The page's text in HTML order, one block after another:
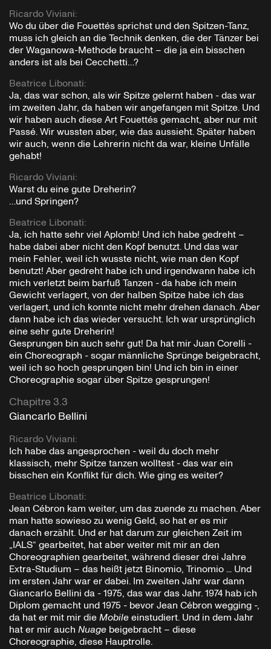
Ricardo Viviani:
Wo du über die Fouettés sprichst und den Spitzen-Tanz,
muss ich gleich an die Technik denken, die der Tänzer bei
der Waganowa-Methode braucht – die ja ein bisschen
anders ist als bei Cecchetti…?
Beatrice Libonati:
Ja, das war schon, als wir Spitze gelernt haben - das war
im zweiten Jahr, da haben wir angefangen mit Spitze. Und
wir haben auch diese Art Fouettés gemacht, aber nur mit
Passé. Wir wussten aber, wie das aussieht. Später haben
wir auch, wenn die Lehrerin nicht da war, kleine Unfälle
gehabt!
Ricardo Viviani:
Warst du eine gute Dreherin?
…und Springen?
Beatrice Libonati:
Ja, ich hatte sehr viel Aplomb! Und ich habe gedreht –
habe dabei aber nicht den Kopf benutzt. Und das war
mein Fehler, weil ich wusste nicht, wie man den Kopf
benutzt! Aber gedreht habe ich und irgendwann habe ich
mich verletzt beim barfuß Tanzen - da habe ich mein
Gewicht verlagert, von der halben Spitze habe ich das
verlagert, und ich konnte nicht mehr drehen danach. Aber
dann habe ich das wieder versucht. Ich war ursprünglich
eine sehr gute Dreherin!
Gesprungen bin auch sehr gut! Da hat mir Juan Corelli -
ein Choreograph - sogar männliche Sprünge beigebracht,
weil ich so hoch gesprungen bin! Und ich bin in einer
Choreographie sogar über Spitze gesprungen!
Chapitre 3.3
Giancarlo Bellini
Ricardo Viviani:
Ich habe das angesprochen - weil du doch mehr
klassisch, mehr Spitze tanzen wolltest - das war ein
bisschen ein Konflikt für dich. Wie ging es weiter?
Beatrice Libonati:
Jean Cébron kam weiter, um das zuende zu machen. Aber
man hatte sowieso zu wenig Geld, so hat er es mir
danach erzählt. Und er hat darum zur gleichen Zeit im
„IALS“ gearbeitet, hat aber weiter mit mir an den
Choreographien gearbeitet, während dieser drei Jahre
Extra-Studium – das heißt jetzt Binomio, Trinomio ... Und
im ersten Jahr war er dabei. Im zweiten Jahr war dann
Giancarlo Bellini da - 1975, das war das Jahr. 1974 hab ich
Diplom gemacht und 1975 - bevor Jean Cébron wegging -,
da hat er mit mir dieMobileeinstudiert. Und in dem Jahr
hat er mir auch Nuage beigebracht – diese
Choreographie, diese Hauptrolle.